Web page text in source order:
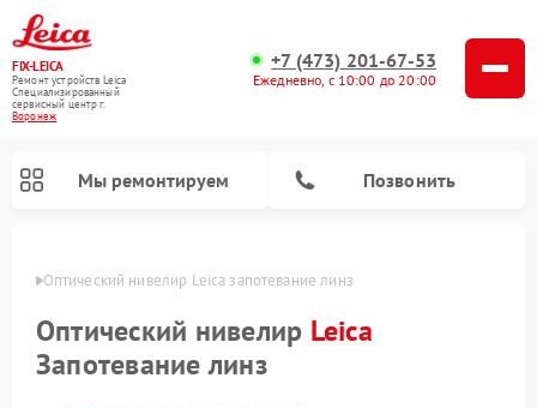
FIX-LEICA
Ремонт устройств Leica
Специализированный
cервисный центр г.
Воронеж
+7 (473) 201-67-53
Ежедневно, с 10:00 до 20:00
Мы ремонтируем Позвонить
Оптический нивелир Leica запотевание линз
Оптический нивелир Leica
Запотевание линз